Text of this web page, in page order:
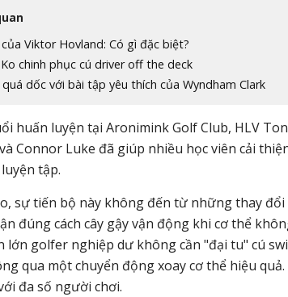
Viktor Hovland: Có gì đặc biệt?
chinh phục cú driver off the deck
dốc với bài tập yêu thích của Wyndham Clark
huấn luyện tại Aronimink Golf Club, HLV
Connor Luke đã giúp nhiều học viên cải
tập.
sự tiến bộ này không đến từ những thay
đúng cách cây gậy vận động khi cơ thể
lớn golfer nghiệp dư không cần "đại tu" cú
qua một chuyển động xoay cơ thể hiệu
đa số người chơi.